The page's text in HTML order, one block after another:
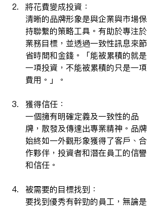
將花費變成投資：
清晰的品牌形象是與企業與市場保
持聯繫的策略工具。有助於專注於
業務目標，並透過一致性訊息來節
省時間和金錢。「能被累積的就是
一項投資，不能被累積的只是一項
費用。」。
獲得信任：
一個擁有明確定義及一致性的品
牌，散發及傳達出專業精神。品牌
始終如一外觀形象獲得了客戶、合
作夥伴，投資者和潛在員工的信譽
和信任。
被需要的目標找到：
要找到優秀有幹勁的員工，無論是